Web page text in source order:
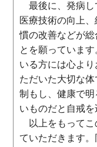
最後に、発病し
医療技術の向上
慣の改善などが
とを願っていま
いる方には心よ
ただいた大切な
制もし、健康で
いものだと自戒を
以上をもってこ
ていただきます